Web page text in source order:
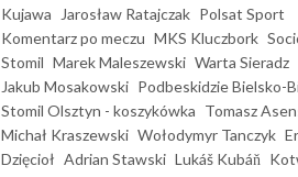
Kujawa
Jarosław Ratajczak Polsat Sport
Komentarz po meczu MKS Kluczbork
Stomil Marek Maleszewski Warta Sieradz
Jakub Mosakowski Podbeskidzie Bielsko-
Stomil Olsztyn - koszykówka Tomasz
Michał Kraszewski Wołodymyr Tanczyk
Dzięcioł Adrian Stawski Lukáš Kubáň